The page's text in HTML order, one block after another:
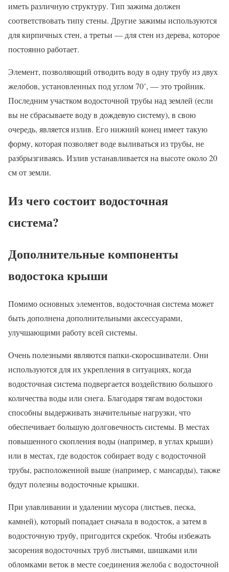
иметь различную структуру. Тип зажима должен
соответствовать типу стены. Другие зажимы используются
для кирпичных стен, а третьи — для стен из дерева, которое
постоянно работает.
Элемент, позволяющий отводить воду в одну трубу из двух
желобов, установленных под углом 70˚, — это тройник.
Последним участком водосточной трубы над землей (если
вы не сбрасываете воду в дождевую систему), в свою
очередь, является излив. Его нижний конец имеет такую
форму, которая позволяет воде выливаться из трубы, не
разбрызгиваясь. Излив устанавливается на высоте около 20
см от земли.
Из чего состоит водосточная
система?
Дополнительные компоненты
водостока крыши
Помимо основных элементов, водосточная система может
быть дополнена дополнительными аксессуарами,
улучшающими работу всей системы.
Очень полезными являются папки-скоросшиватели. Они
используются для их укрепления в ситуациях, когда
водосточная система подвергается воздействию большого
количества воды или снега. Благодаря тягам водостоки
способны выдерживать значительные нагрузки, что
обеспечивает большую долговечность системы. В местах
повышенного скопления воды (например, в углах крыши)
или в местах, где водосток собирает воду с водосточной
трубы, расположенной выше (например, с мансарды), также
будут полезны водосточные крышки.
При улавливании и удалении мусора (листьев, песка,
камней), который попадает сначала в водосток, а затем в
водосточную трубу, пригодится скребок. Чтобы избежать
засорения водосточных труб листьями, шишками или
обломками веток в месте соединения желоба с водосточной